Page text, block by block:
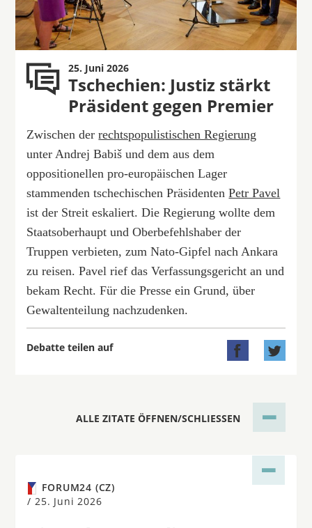
25. Juni 2026
Tschechien: Justiz stärkt
Präsident gegen Premier
Zwischen derrechtspopulistischen Regierung
unter Andrej Babiš und dem aus dem
oppositionellen pro-europäischen Lager
stammenden tschechischen PräsidentenPetr Pavel
ist der Streit eskaliert. Die Regierung wollte dem
Staatsoberhaupt und Oberbefehlshaber der
Truppen verbieten, zum Nato-Gipfel nach Ankara
zu reisen. Pavel rief das Verfassungsgericht an und
bekam Recht. Für die Presse ein Grund, über
Gewaltenteilung nachzudenken.
Debatte teilen auf  
ALLE ZITATE ÖFFNEN/SCHLIESSEN
FORUM24 (CZ)
/ 25. Juni 2026